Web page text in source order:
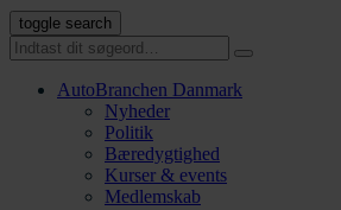
toggle search
AutoBranchen Danmark
Nyheder
Politik
Bæredygtighed
Kurser & events
Medlemskab